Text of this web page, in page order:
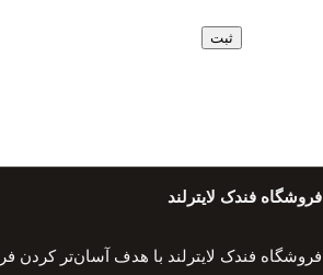
فروشگاه فندک لایترلند
فروشگاه فندک لایترلند با هدف آسان‌تر کردن